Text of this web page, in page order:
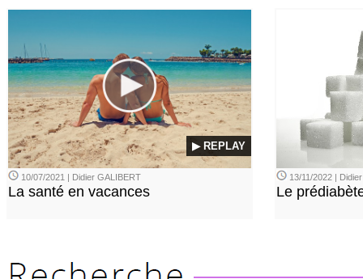
▶ REPLAY
10/07/2021 | Didier GALIBERT
La santé en vacances
13/11/2022 |
Le